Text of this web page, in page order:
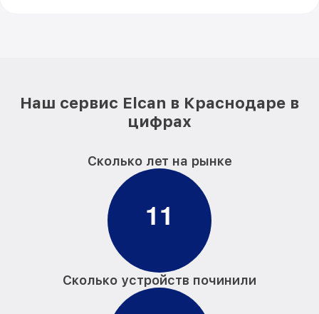
Наш сервис Elcan в Краснодаре в
цифрах
Сколько лет на рынке
11
Сколько устройств починили